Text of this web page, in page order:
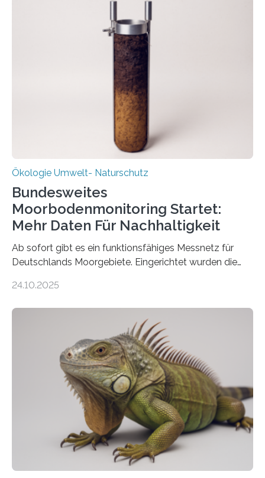
Veränderung der Wirtschaft wichtig ist, zeigt der vom
Deutschen Biomasseforschungszentrum und der
Stadtreinigung Leipzig konzipierte und am 24. Oktober
2025 offiziell eingeweihte Stadtrundgang „KreisLauf“. Er
ist ab sofort im Leipziger Stadtgebiet…
Ökologie Umwelt- Naturschutz
Bundesweites
Moorbodenmonitoring Startet:
Mehr Daten Für Nachhaltigkeit
Ab sofort gibt es ein funktionsfähiges Messnetz für
Deutschlands Moorgebiete. Eingerichtet wurden die
vergangenen fünf Jahren von Wissenschaftlerinnen
heutigen Donnerstag übergeben sie ihren Bericht zur
Aufbauphase an den Auftraggeber, das
Bundesministerium für Landwirtschaft, Ernährung und
Heimat. Braunschweig/Eberswalde (23. Oktober 2025).
Ein Netz aus 155 Messstationen spannt sich neuerdings
über Deutschlands Moorböden. Eingerichtet wurden sie
in den vergangenen fünf Jahren von
Wissenschaftlerinnen und Wissenschaftlern des
Thünen-Instituts für Agrarklimaschutz…
24.10.2025